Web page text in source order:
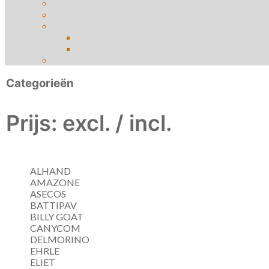
Categorieën
Prijs: excl. / incl.
ALHAND
AMAZONE
ASECOS
BATTIPAV
BILLY GOAT
CANYCOM
DELMORINO
EHRLE
ELIET